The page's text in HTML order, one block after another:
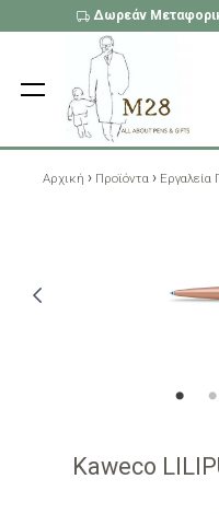
Δωρεάν
Αρχική › Προϊόντα › Εργαλεία
Kaweco